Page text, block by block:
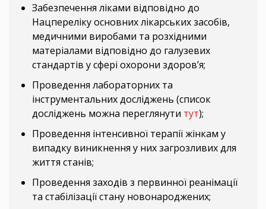
Забезпечення ліками відповідно до
Нацпереліку основних лікарських засобів,
медичними виробами та розхідними
матеріалами відповідно до галузевих
стандартів у сфері охорони здоров’я;
Проведення лабораторних та
інструментальних досліджень (список
досліджень можна переглянути тут);
Проведення інтенсивної терапії жінкам у
випадку виникнення у них загрозливих для
життя станів;
Проведення заходів з первинної реанімації
та стабілізації стану новонароджених;